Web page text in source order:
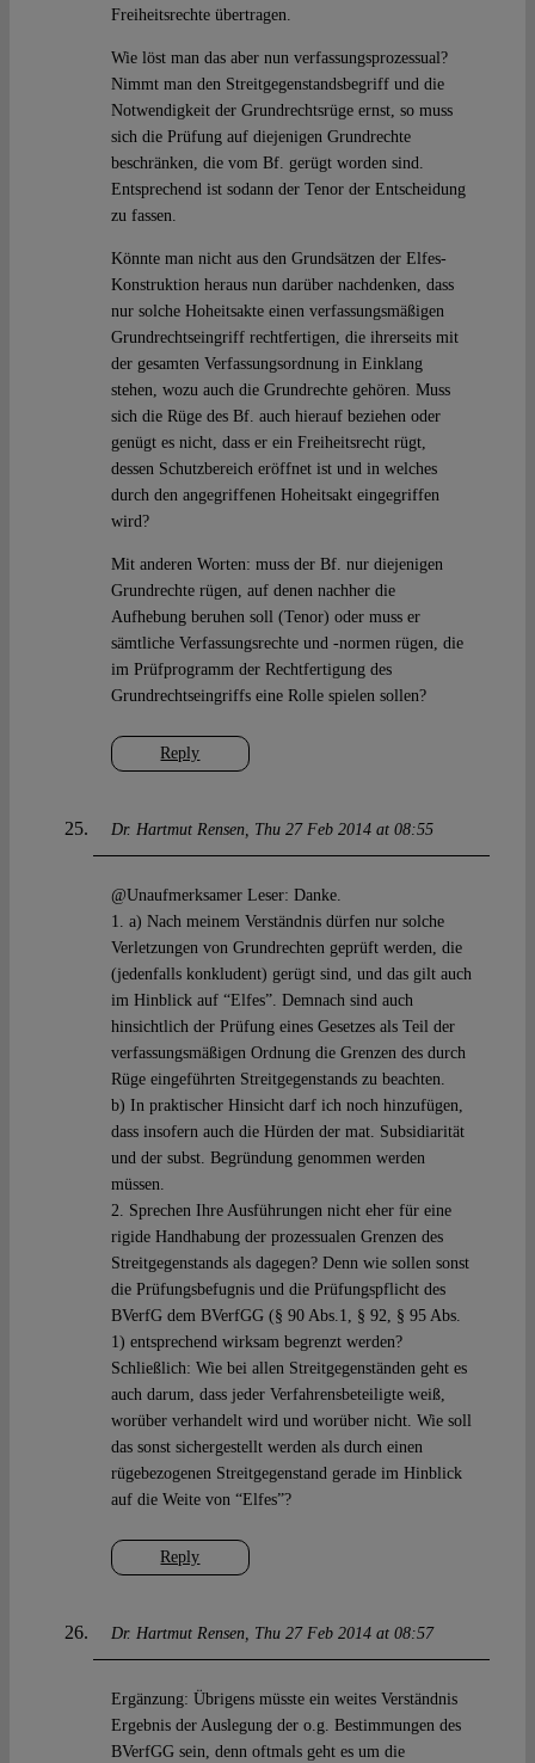
Reply
Freiheitsrechte übertragen.
Wie löst man das aber nun verfassungsprozessual?
Nimmt man den Streitgegenstandsbegriff und die
Notwendigkeit der Grundrechtsrüge ernst, so muss
sich die Prüfung auf diejenigen Grundrechte
beschränken, die vom Bf. gerügt worden sind.
Entsprechend ist sodann der Tenor der Entscheidung
zu fassen.
Könnte man nicht aus den Grundsätzen der Elfes-
Konstruktion heraus nun darüber nachdenken, dass
nur solche Hoheitsakte einen verfassungsmäßigen
Grundrechtseingriff rechtfertigen, die ihrerseits mit
der gesamten Verfassungsordnung in Einklang
stehen, wozu auch die Grundrechte gehören. Muss
sich die Rüge des Bf. auch hierauf beziehen oder
genügt es nicht, dass er ein Freiheitsrecht rügt,
dessen Schutzbereich eröffnet ist und in welches
durch den angegriffenen Hoheitsakt eingegriffen
wird?
Mit anderen Worten: muss der Bf. nur diejenigen
Grundrechte rügen, auf denen nachher die
Aufhebung beruhen soll (Tenor) oder muss er
sämtliche Verfassungsrechte und -normen rügen, die
im Prüfprogramm der Rechtfertigung des
Grundrechtseingriffs eine Rolle spielen sollen?
Dr. Hartmut Rensen Thu 27 Feb 2014 at 08:55
Reply
@Unaufmerksamer Leser: Danke.
1. a) Nach meinem Verständnis dürfen nur solche
Verletzungen von Grundrechten geprüft werden, die
(jedenfalls konkludent) gerügt sind, und das gilt auch
im Hinblick auf “Elfes”. Demnach sind auch
hinsichtlich der Prüfung eines Gesetzes als Teil der
verfassungsmäßigen Ordnung die Grenzen des durch
Rüge eingeführten Streitgegenstands zu beachten.
b) In praktischer Hinsicht darf ich noch hinzufügen,
dass insofern auch die Hürden der mat. Subsidiarität
und der subst. Begründung genommen werden
müssen.
2. Sprechen Ihre Ausführungen nicht eher für eine
rigide Handhabung der prozessualen Grenzen des
Streitgegenstands als dagegen? Denn wie sollen sonst
die Prüfungsbefugnis und die Prüfungspflicht des
BVerfG dem BVerfGG (§ 90 Abs.1, § 92, § 95 Abs.
1) entsprechend wirksam begrenzt werden?
Schließlich: Wie bei allen Streitgegenständen geht es
auch darum, dass jeder Verfahrensbeteiligte weiß,
worüber verhandelt wird und worüber nicht. Wie soll
das sonst sichergestellt werden als durch einen
rügebezogenen Streitgegenstand gerade im Hinblick
auf die Weite von “Elfes”?
Dr. Hartmut Rensen Thu 27 Feb 2014 at 08:57
Ergänzung: Übrigens müsste ein weites Verständnis
Ergebnis der Auslegung der o.g. Bestimmungen des
BVerfGG sein, denn oftmals geht es um die